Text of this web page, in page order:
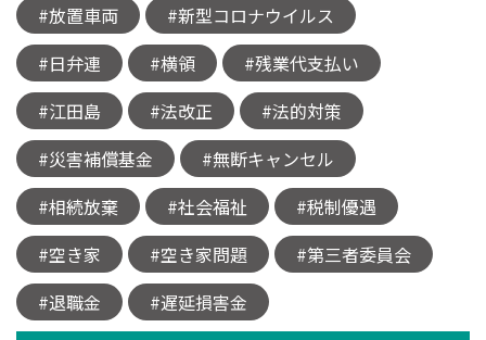
#放置車両
#新型コロナウイルス
#日弁連
#横領
#残業代支払い
#江田島
#法改正
#法的対策
#災害補償基金
#無断キャンセル
#相続放棄
#社会福祉
#税制優遇
#空き家
#空き家問題
#第三者委員会
#退職金
#遅延損害金